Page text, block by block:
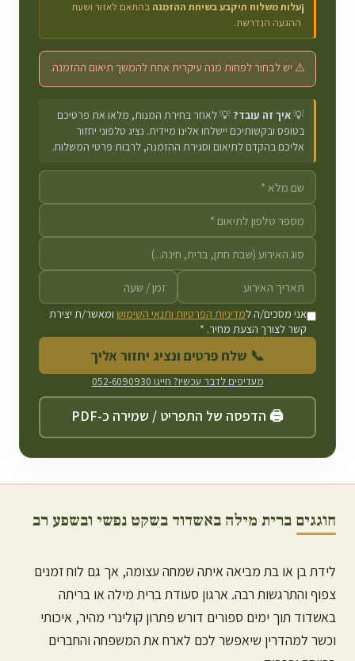
ℹ️עלות משלוח תיקבע בשיחת ההזמנה בהתאם לאזור ושעת
ההגעה הנדרשת.
⚠️ יש לבחור לפחות מנה עיקרית אחת להמשך תיאום ההזמנה.
💡איך זה עובד? 💡 לאחר בחירת המנות, מלאו את פרטיכם
בטופס ובקשותיכם יישלחו אלינו מיידית. נציג טלפוני יחזור
אליכם בהקדם לתיאום וסגירת ההזמנה, לרבות פרטי המשלוח.
אני מסכים/ה למדיניות הפרטיות ותנאי השימושומאשר/ת יצירת
קשר לצורך הצעת מחיר. *
📞 שלח פרטים ונציג יחזור אליך
מעדיפים לדבר עכשיו? חייגו 052-6090930
🖨️ הדפסה של התפריט / שמירה כ-PDF
חוגגים ברית מילה באשדוד בשקט נפשי ובשפע רב
לידת בן או בת מביאה איתה שמחה עצומה, אך גם לוח זמנים
צפוף והתרגשות רבה. ארגון סעודת ברית מילה או בריתה
באשדוד תוך ימים ספורים דורש פתרון קולינרי מהיר, איכותי
וכשר למהדרין שיאפשר לכם לארח את המשפחה והחברים